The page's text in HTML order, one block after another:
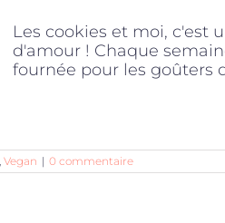
Les cookies et moi, c'est
d'amour ! Chaque
fournée pour les goûters
Vegan | 0 commentaire